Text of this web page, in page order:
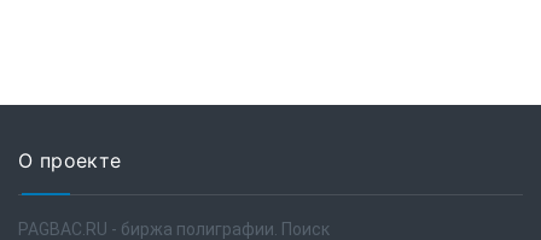
О проекте
PAGBAC.RU - биржа полиграфии. Поиск